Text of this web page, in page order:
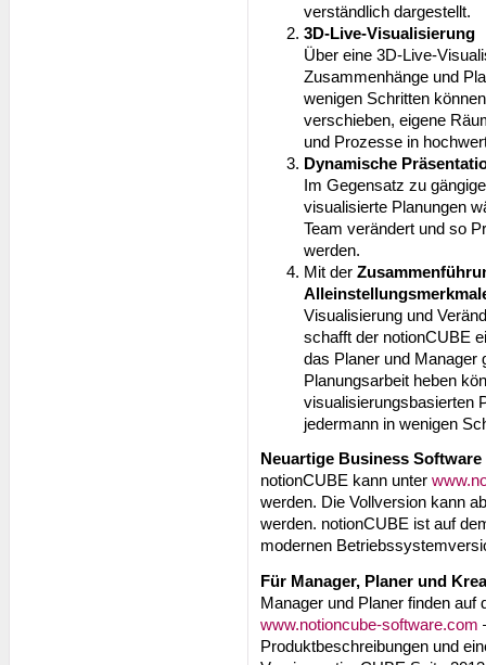
verständlich dargestellt.
3D-Live-Visualisierung
Über eine 3D-Live-
Zusammenhänge und
wenigen Schritten
verschieben, eigene
und Prozesse in
Dynamische
Im Gegensatz zu
visualisierte Planungen
Team verändert und so
werden.
Mit der
Visualisierung und
schafft der notionCUBE
das Planer und Manager
Planungsarbeit heben
visualisierungsbasierten
jedermann in wenigen
Neuartige Business
notionCUBE kann unter
werden. Die Vollversion kann
werden. notionCUBE ist auf
modernen
Für Manager, Planer und
Manager und Planer finden auf
www.notioncube-software.com
Produktbeschreibungen und